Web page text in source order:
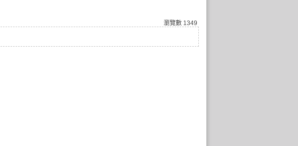
瀏覽數 1349